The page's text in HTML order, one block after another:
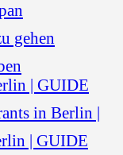
gehen
| GUIDE
in Berlin |
| GUIDE